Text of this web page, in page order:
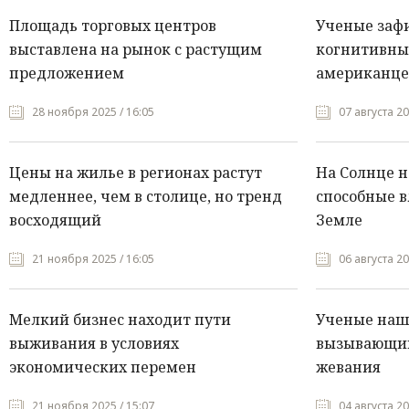
Площадь торговых центров
выставлена на рынок с растущим
предложением
28 ноября 2025 / 16:05
Цены на жилье в регионах растут
медленнее, чем в столице, но тренд
восходящий
21 ноября 2025 / 16:05
Мелкий бизнес находит пути
выживания в условиях
экономических перемен
21 ноября 2025 / 15:07
Ученые
07 августа
На Солнце
способные
Земле
06 августа
Ученые
жевания
04 августа